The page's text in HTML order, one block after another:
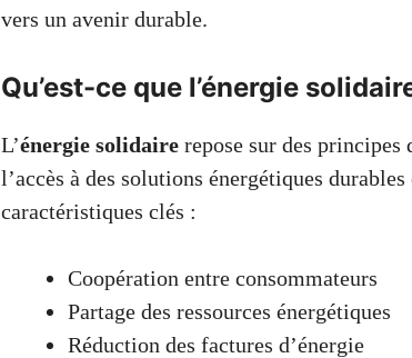
vers un avenir durable.
Qu’est-ce que l’énergie
L’énergie solidaire repose sur des
l’accès à des solutions énergétiques
caractéristiques clés :
Coopération entre consommateurs
Partage des ressources énergétiques
Réduction des factures d’énergie